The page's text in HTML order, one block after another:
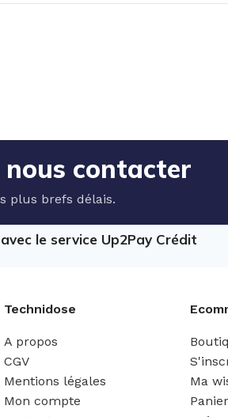
contacter
plus brefs délais.
le service Up2Pay Crédit
Technidose
A propos
CGV
Mentions légales
Mon compte
Ma
Panier